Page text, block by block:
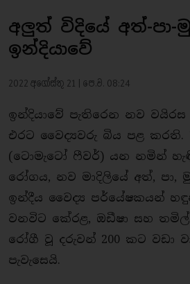
අලුත් විදියේ අත්-
ඉන්දියාවේ
2022 අගෝස්තු 21 | පෙ.ව. 08:24
ඉන්දියාවේ පැතිරෙන නව
එරට වෛද්‍යවරු බිය පළ කරති.
(ටොමැටෝ ෆීවර්) යන නමින්
රෝගය, නව මාදිලියේ අත්, පා,
ඉන්දීය වෛද්‍ය පර්යේෂකයන්
වනවිට කේරළ, ඔඩීෂා සහ
රෝගී වූ දරුවන් 200 කට වඩා
පැවැසෙයි.